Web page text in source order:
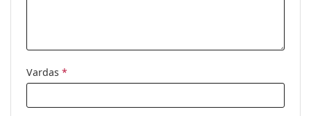
Vardas *